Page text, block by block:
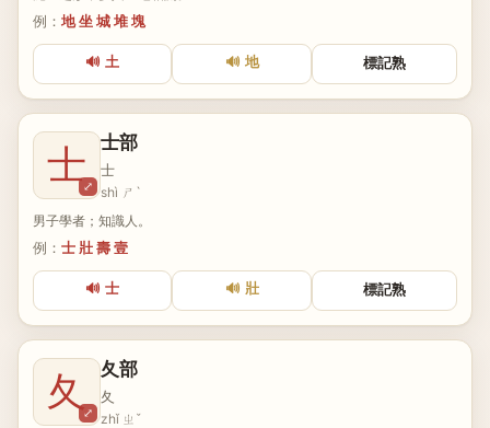
例： 地 坐 城 堆 塊
🔊 土 🔊 地 標記熟
士⤢
士部
士
shì ㄕˋ
男子學者；知識人。
例： 士 壯 壽 壹
🔊 士 🔊 壯 標記熟
夂⤢
夂部
夂
zhǐ ㄓˇ